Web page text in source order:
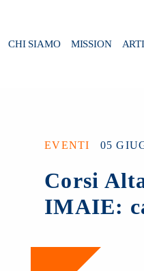
CHI SIAMO MISSION
EVENTI 05
Corsi
IMAIE: